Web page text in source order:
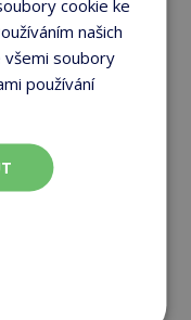
cookie ke
našich
soubory
používání